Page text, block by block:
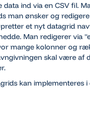
ind via en CSV fil.
man ønsker og
et nyt datagrid
Man redigerer via
mange kolonner og
skal være af
kan implementeres